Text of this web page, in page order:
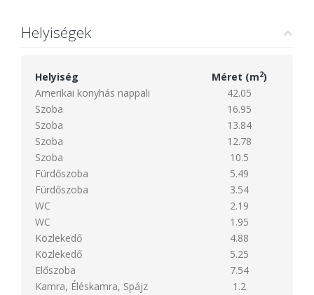
Helyiségek
Helyiség Méret (m2)
Amerikai konyhás nappali
42.05
Szoba
16.95
Szoba
13.84
Szoba
12.78
Szoba
10.5
Fürdőszoba
5.49
Fürdőszoba
3.54
WC
2.19
WC
1.95
Közlekedő
4.88
Közlekedő
5.25
Előszoba
7.54
Kamra, Éléskamra, Spájz
1.2